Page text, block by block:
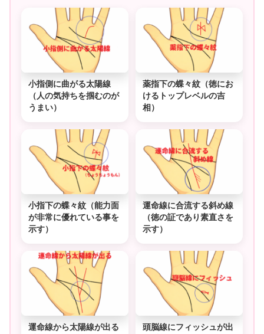
小指側に曲がる太陽線
（人の気持ちを掴むのが
うまい）
薬指下の蝶々紋（徳にお
けるトップレベルの吉
相）
小指下の蝶々紋（能力面
が非常に優れている事を
示す）
運命線に合流する斜め線
（徳の証であり素直さを
示す）
運命線から太陽線が出る
頭脳線にフィッシュが出